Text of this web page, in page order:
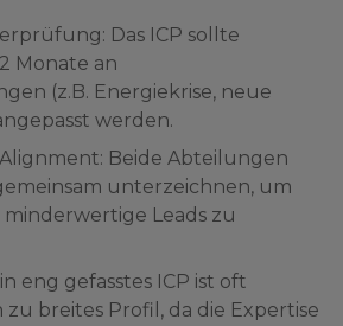
Das ICP sollte
Monate an
(z.B. Energiekrise, neue
werden.
Beide Abteilungen
unterzeichnen, um
Leads zu
eng gefasstes ICP ist oft
breites Profil, da die Expertise